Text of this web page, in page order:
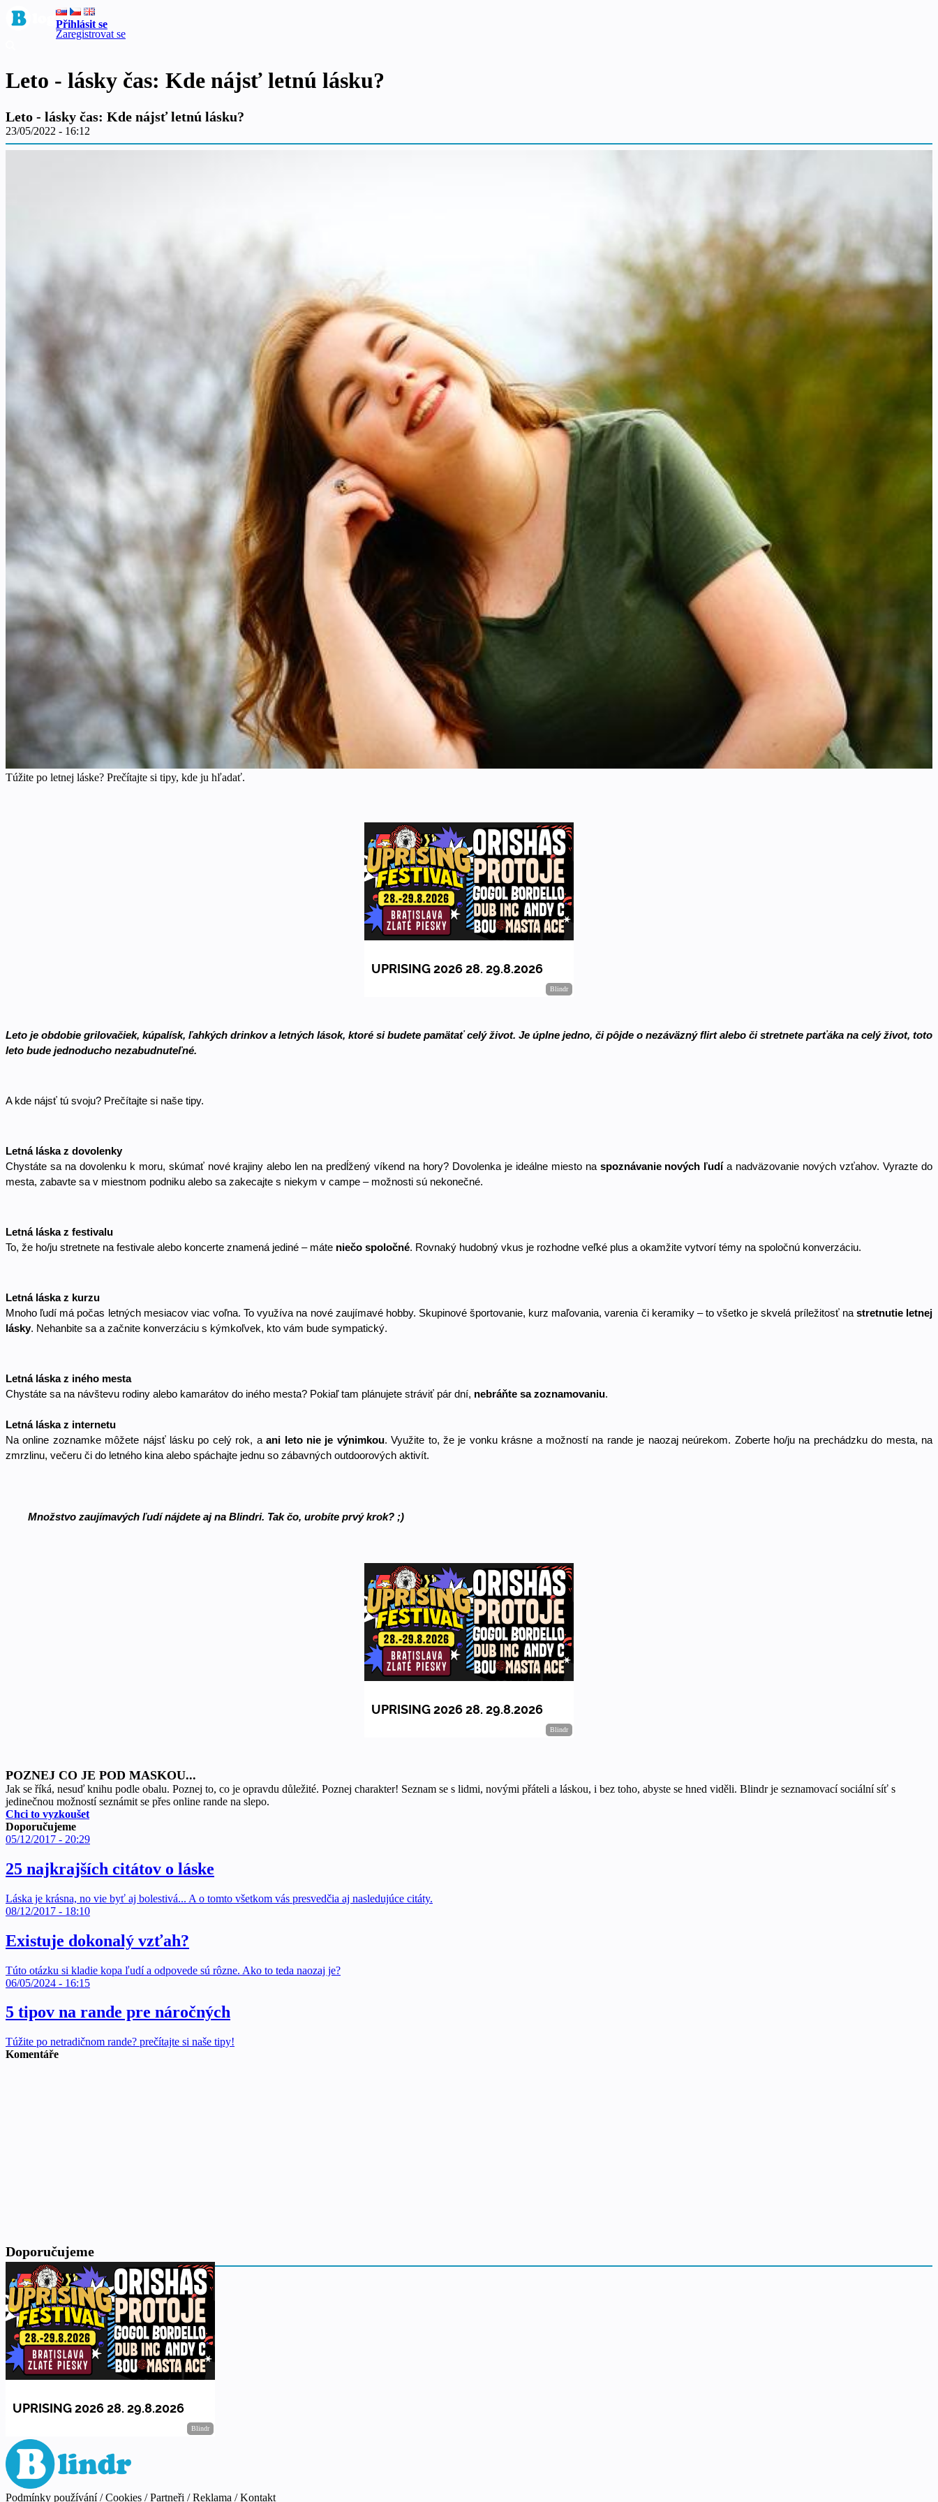
Přihlásit se
Zaregistrovat se
Leto - lásky čas: Kde nájsť letnú lásku?
Leto - lásky čas: Kde nájsť letnú lásku?
23/05/2022 - 16:12
Túžite po letnej láske? Prečítajte si tipy, kde ju hľadať.
Leto je obdobie grilovačiek, kúpalísk, ľahkých drinkov a letných lások, ktoré si budete pamätať celý život. Je úplne jedno, či pôjde o nezáväzný flirt alebo či stretnete parťáka na celý život, toto
leto bude jednoducho nezabudnuteľné.
A kde nájsť tú svoju? Prečítajte si naše tipy.
Letná láska z dovolenky
Chystáte sa na dovolenku k moru, skúmať nové krajiny alebo len na predĺžený víkend na hory? Dovolenka je ideálne miesto na spoznávanie nových ľudí a nadväzovanie nových vzťahov. Vyrazte do
mesta, zabavte sa v miestnom podniku alebo sa zakecajte s niekym v campe – možnosti sú nekonečné.
Letná láska z festivalu
To, že ho/ju stretnete na festivale alebo koncerte znamená jediné – máte niečo spoločné. Rovnaký hudobný vkus je rozhodne veľké plus a okamžite vytvorí témy na spoločnú konverzáciu.
Letná láska z kurzu
Mnoho ľudí má počas letných mesiacov viac voľna. To využíva na nové zaujímavé hobby. Skupinové športovanie, kurz maľovania, varenia či keramiky – to všetko je skvelá príležitosť na stretnutie letnej
lásky. Nehanbite sa a začnite konverzáciu s kýmkoľvek, kto vám bude sympatický.
Letná láska z iného mesta
Chystáte sa na návštevu rodiny alebo kamarátov do iného mesta? Pokiaľ tam plánujete stráviť pár dní, nebráňte sa zoznamovaniu.
Letná láska z internetu
Na online zoznamke môžete nájsť lásku po celý rok, a ani leto nie je výnimkou. Využite to, že je vonku krásne a možností na rande je naozaj neúrekom. Zoberte ho/ju na prechádzku do mesta, na
zmrzlinu, večeru či do letného kina alebo spáchajte jednu so zábavných outdoorových aktivít.
Množstvo zaujímavých ľudí nájdete aj na Blindri. Tak čo, urobíte prvý krok? ;)
POZNEJ CO JE POD MASKOU...
Jak se říká, nesuď knihu podle obalu. Poznej to, co je opravdu důležité. Poznej charakter! Seznam se s lidmi, novými přáteli a láskou, i bez toho, abyste se hned viděli. Blindr je seznamovací sociální síť s
jedinečnou možností seznámit se přes online rande na slepo.
Chci to vyzkoušet
Doporučujeme
05/12/2017 - 20:29
25 najkrajších citátov o láske
Láska je krásna, no vie byť aj bolestivá... A o tomto všetkom vás presvedčia aj nasledujúce citáty.
08/12/2017 - 18:10
Existuje dokonalý vzťah?
Túto otázku si kladie kopa ľudí a odpovede sú rôzne. Ako to teda naozaj je?
06/05/2024 - 16:15
5 tipov na rande pre náročných
Túžite po netradičnom rande? prečítajte si naše tipy!
Komentáře
Doporučujeme
Podmínky používání / Cookies / Partneři / Reklama / Kontakt